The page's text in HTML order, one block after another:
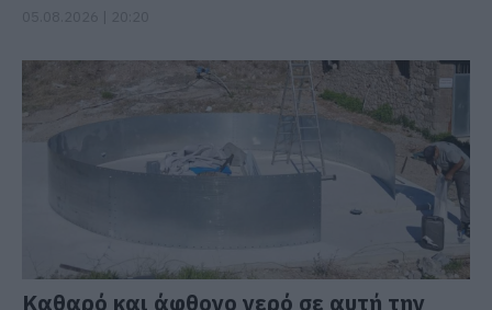
Καθαρό και άφθονο νερό σε αυτή την